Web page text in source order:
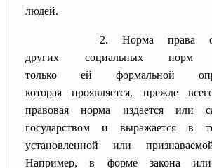
людей.
2. Норма права
других социальных
только ей формальной
которая проявляется, прежде
правовая норма издается или
государством и выражается в
установленной или
Например, в форме закона или